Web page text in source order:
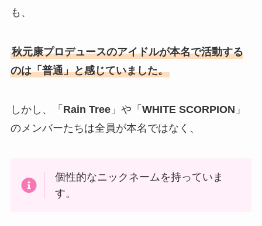
も、
秋元康プロデュースのアイドルが本名で活動する
のは「普通」と感じていました。
しかし、「 Rain Tree」や「 WHITE SCORPION 」
のメンバーたちは全員が本名ではなく、
個性的なニックネームを持っていま
す。